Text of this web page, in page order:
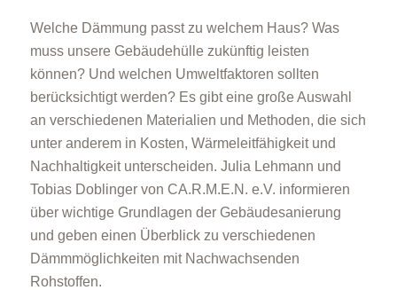
Welche Dämmung passt zu welchem Haus? Was
muss unsere Gebäudehülle zukünftig leisten
können? Und welchen Umweltfaktoren sollten
berücksichtigt werden? Es gibt eine große Auswahl
an verschiedenen Materialien und Methoden, die sich
unter anderem in Kosten, Wärmeleitfähigkeit und
Nachhaltigkeit unterscheiden. Julia Lehmann und
Tobias Doblinger von CA.R.M.E.N. e.V. informieren
über wichtige Grundlagen der Gebäudesanierung
und geben einen Überblick zu verschiedenen
Dämmmöglichkeiten mit Nachwachsenden
Rohstoffen.